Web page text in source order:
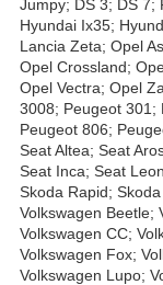
Jumpy; DS 3; DS 7;
Hyundai Ix35;
Lancia Zeta; Opel
Opel Crossland;
Opel Vectra; Opel
3008; Peugeot 301;
Peugeot 806;
Seat Altea; Seat
Seat Inca; Seat
Skoda Rapid;
Volkswagen Beetle;
Volkswagen CC;
Volkswagen Fox;
Volkswagen Lupo;